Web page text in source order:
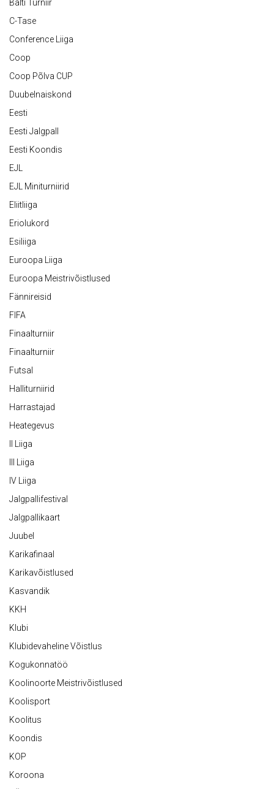
Balti Turniir
C-Tase
Conference Liiga
Coop
Coop Põlva CUP
Duubelnaiskond
Eesti
Eesti Jalgpall
Eesti Koondis
EJL
EJL Miniturniirid
Eliitliiga
Eriolukord
Esiliiga
Euroopa Liiga
Euroopa Meistrivõistlused
Fännireisid
FIFA
Finaalturniir
Finaalturniir
Futsal
Halliturniirid
Harrastajad
Heategevus
II Liiga
III Liiga
IV Liiga
Jalgpallifestival
Jalgpallikaart
Juubel
Karikafinaal
Karikavõistlused
Kasvandik
KKH
Klubi
Klubidevaheline Võistlus
Kogukonnatöö
Koolinoorte Meistrivõistlused
Koolisport
Koolitus
Koondis
KOP
Koroona